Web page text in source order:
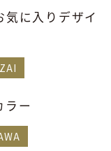
気に入りデザイ
ラー